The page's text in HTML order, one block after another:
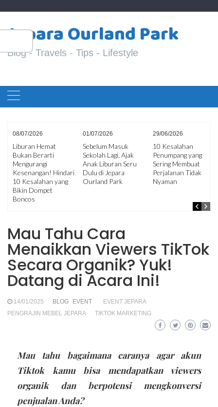
content
Jepara Ourland Park
Blog - Travels - Tips - Lifestyle
08/07/2026
Liburan Hemat
Bukan Berarti
Mengurangi
Kesenangan! Hindari
10 Kesalahan yang
Bikin Dompet
Boncos
01/07/2026
Sebelum Masuk
Sekolah Lagi, Ajak
Anak Liburan Seru
Dulu di Jepara
Ourland Park
29/06/2026
10 Kesalahan
Penumpang yang
Sering Membuat
Perjalanan Tidak
Nyaman
Mau Tahu Cara
Menaikkan Viewers TikTok
Secara Organik? Yuk!
Datang di Acara Ini!
14/01/2025 BLOG EVENT
EVENT JEPARA
PENGRAJIN MEBEL JEPARA
TIKTOK MARKETING
Mau tahu bagaimana caranya agar akun
Tiktok kamu bisa mendapatkan viewers
organik dan berpotensi mengkonversi
penjualan Anda?